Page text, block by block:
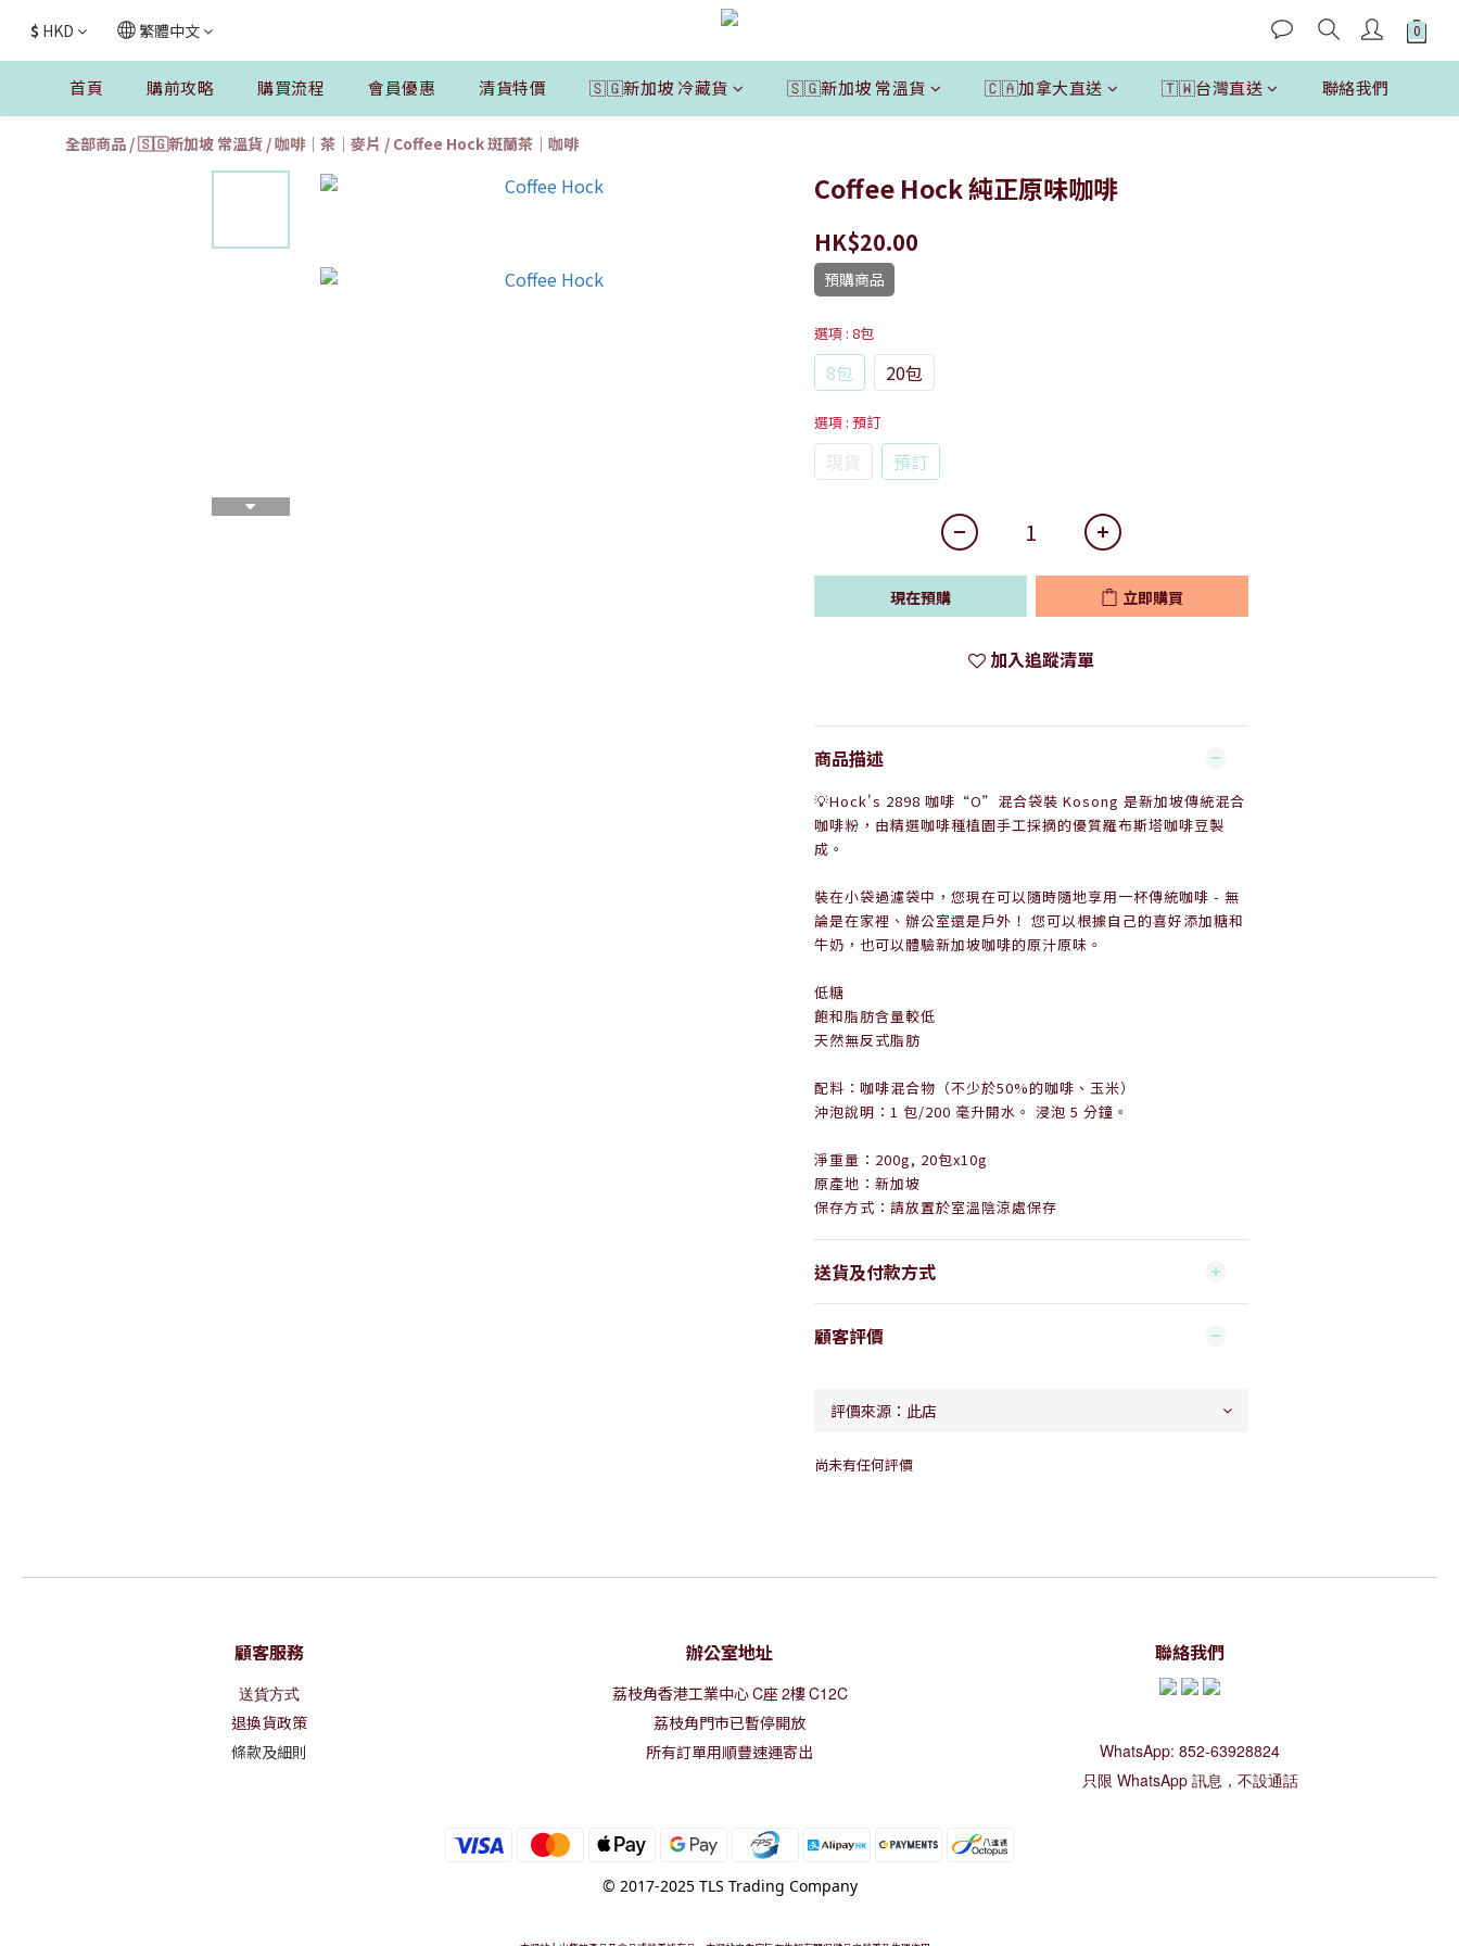
$ HKD 繁體中文
首頁 購前攻略 購買流程 會員優惠 清貨特價 🇸🇬新加坡 冷藏貨 🇸🇬新加坡 常溫貨 🇨🇦加拿大直送 🇹🇼台灣直送 聯絡我們
全部商品 /🇸🇬新加坡 常溫貨 /咖啡｜茶｜麥片 / Coffee Hock 斑蘭茶｜咖啡
Coffee Hock 純正原味咖啡
HK$20.00
預購商品
選項 : 8包
8包 20包
選項 : 預訂
現貨 預訂
現在預購 立即購買
加入追蹤清單
商品描述
💡Hock's 2898 咖啡“O”混合袋裝 Kosong 是新加坡傳統混合
咖啡粉，由精選咖啡種植園手工採摘的優質羅布斯塔咖啡豆製
成。
裝在小袋過濾袋中，您現在可以隨時隨地享用一杯傳統咖啡 - 無
論是在家裡、辦公室還是戶外！ 您可以根據自己的喜好添加糖和
牛奶，也可以體驗新加坡咖啡的原汁原味。
低糖
飽和脂肪含量較低
天然無反式脂肪
配料：咖啡混合物（不少於50%的咖啡、玉米）
沖泡說明：1 包/200 毫升開水。 浸泡 5 分鐘。
淨重量：200g, 20包x10g
原產地：新加坡
保存方式：請放置於室溫陰涼處保存
送貨及付款方式
顧客評價
尚未有任何評價
顧客服務
送貨方式
退換貨政策
條款及細則
辦公室地址
荔枝角香港工業中心C座2樓C12C
荔枝角門市已暫停開放
所有訂單用順豐速運寄出
聯絡我們
WhatsApp: 852-63928824
只限 WhatsApp 訊息，不設通話
© 2017-2025 TLS Trading Company